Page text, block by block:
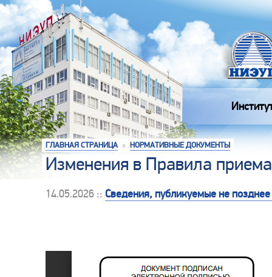
ГЛАВНАЯ СТРАНИЦА » НОРМАТИВНЫЕ ДОКУМЕНТЫ
Изменения в Правила
14.05.2026 :: Сведения, публикуемые не позднее